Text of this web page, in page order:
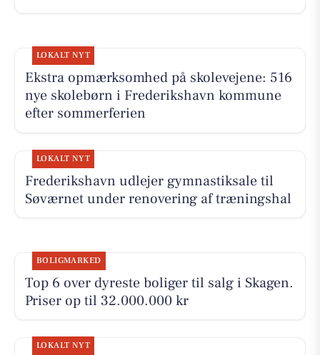
LOKALT NYT
Ekstra opmærksomhed på skolevejene: 516
nye skolebørn i Frederikshavn kommune
efter sommerferien
LOKALT NYT
Frederikshavn udlejer gymnastiksale til
Søværnet under renovering af træningshal
BOLIGMARKED
Top 6 over dyreste boliger til salg i Skagen.
Priser op til 32.000.000 kr
LOKALT NYT